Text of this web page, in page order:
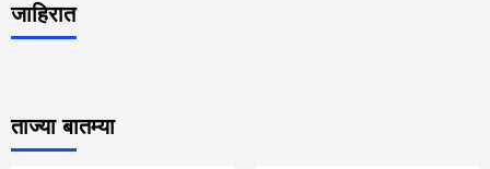
जाहिरात
ताज्या बातम्या